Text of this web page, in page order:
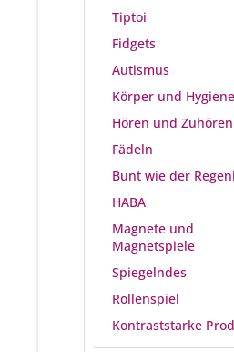
Tiptoi
Fidgets
Autismus
Körper und Hygiene
Hören und Zuhören
Fädeln
Bunt wie der
HABA
Magnete und
Magnetspiele
Spiegelndes
Rollenspiel
Kontraststarke